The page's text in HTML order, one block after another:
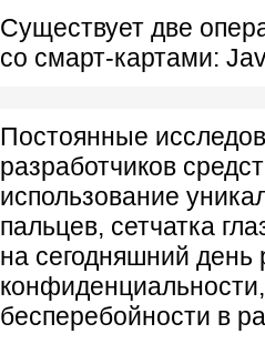
Существует две
со смарт-картами:
Постоянные
разработчиков
использование
пальцев, сетчатка
на сегодняшний
бесперебойности в